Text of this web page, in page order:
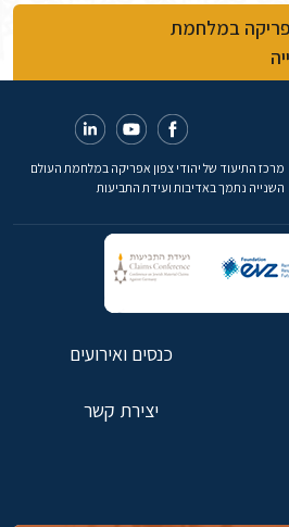
במלחמת
מרכז התיעוד של יהודי צפון אפריקה במלחמת העולם
השנייה נתמך באדיבות ועידת התביעות
כנסים ואירועים
יצירת קשר